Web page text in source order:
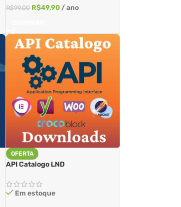
R$99,00 R$49,90 / ano
OFERTA
API Catalogo LND
Em estoque